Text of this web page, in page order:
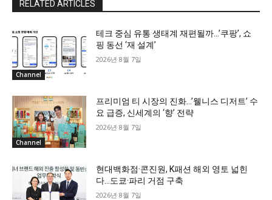
RELATED ARTICLES
Channel
테크 중심 유통 생태계 재편될까…’쿠팡’, 쇼
핑 동선 ‘재 설계’
2026년 8월 7일
Channel
프리미엄 티 시장의 진화…’웰니스 디저트’ 수
요 급증, 신세계의 ‘향’ 전략
2026년 8월 7일
현대백화점·콘진원, K패션 해외 영토 넓힌
다…도쿄·파리 거점 구축
2026년 8월 7일